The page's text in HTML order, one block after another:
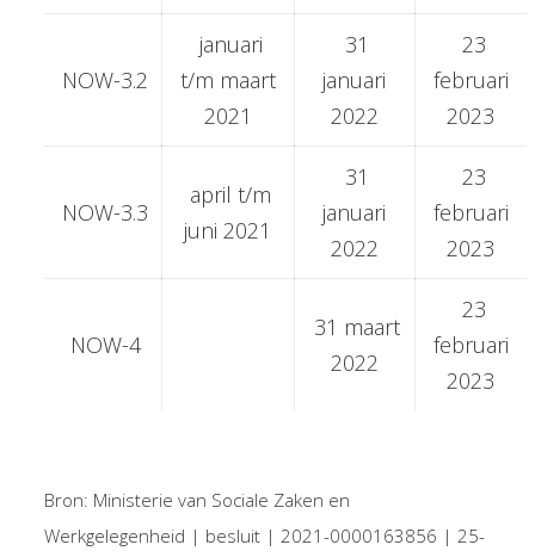
NOW-3.2
januari
t/m maart
2021
31
januari
2022
23
februari
2023
NOW-3.3
april t/m
juni 2021
31
januari
2022
23
februari
2023
NOW-4
31 maart
2022
23
februari
2023
Bron: Ministerie van Sociale Zaken en
Werkgelegenheid | besluit | 2021-0000163856 | 25-